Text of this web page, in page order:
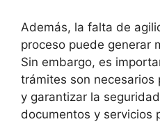
Además, la falta de
proceso puede generar
Sin embargo, es
trámites son necesarios
y garantizar la
documentos y servicios